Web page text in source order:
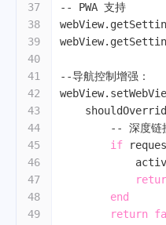
37
38
39
40
41
42
43
44
45
46
47
48
49
-- PWA 支持
--导航控制增强：
-- 深度链
if
end
return